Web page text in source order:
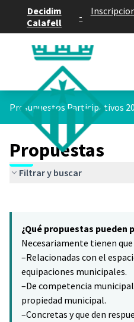
Decidim
Calafell
-
Presupuestos Participativos
Propuestas
Filtrar y buscar
−
¿Qué propuestas pueden
Necesariamente tienen
–Relacionadas con el
equipaciones municipales.
–De competencia
propiedad municipal.
–Concretas y que den